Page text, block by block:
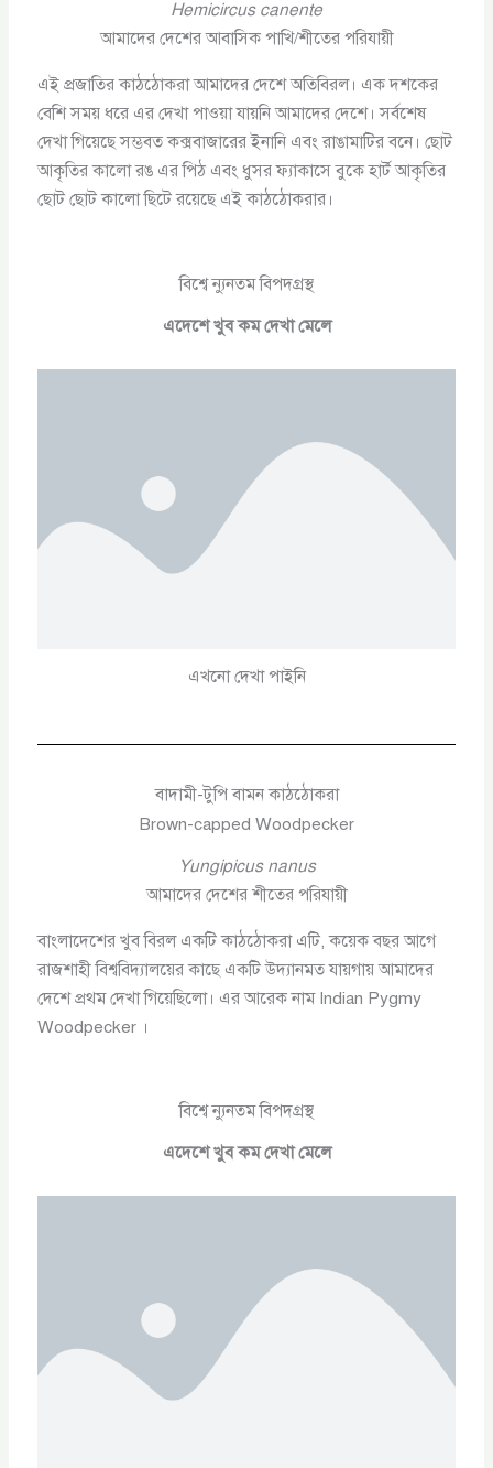
Hemicircus canente
আমাদের দেশের আবাসিক পাখি/শীতের পরিযায়ী
এই প্রজাতির কাঠঠোকরা আমাদের দেশে অতিবিরল। এক দশকের
বেশি সময় ধরে এর দেখা পাওয়া যায়নি আমাদের দেশে। সর্বশেষ
দেখা গিয়েছে সম্ভবত কক্সবাজারের ইনানি এবং রাঙামাটির বনে। ছোট
আকৃতির কালো রঙ এর পিঠ এবং ধুসর ফ্যাকাসে বুকে হার্ট আকৃতির
ছোট ছোট কালো ছিটে রয়েছে এই কাঠঠোকরার।
বিশ্বে ন্যুনতম বিপদগ্রস্থ
এদেশে খুব কম দেখা মেলে
এখনো দেখা পাইনি
বাদামী-টুপি বামন কাঠঠোকরা
Brown-capped Woodpecker
Yungipicus nanus
আমাদের দেশের শীতের পরিযায়ী
বাংলাদেশের খুব বিরল একটি কাঠঠোকরা এটি, কয়েক বছর আগে
রাজশাহী বিশ্ববিদ্যালয়ের কাছে একটি উদ্যানমত যায়গায় আমাদের
দেশে প্রথম দেখা গিয়েছিলো। এর আরেক নাম Indian Pygmy
Woodpecker ।
বিশ্বে ন্যুনতম বিপদগ্রস্থ
এদেশে খুব কম দেখা মেলে